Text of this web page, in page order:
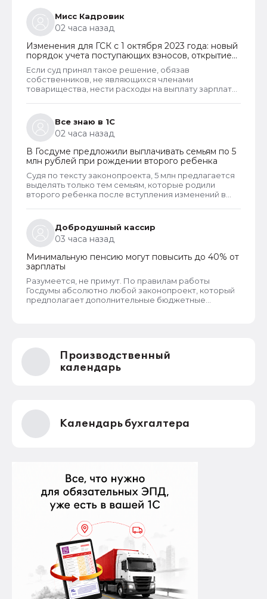
сожалению, оспорить уже не удастся. Исключение
из этого правила сделано только для многодетных
семей. При незначительном превышении доходов
таким семьям теперь не отказывают в выплате.
Мисс Кадровик
02 часа назад
Изменения для ГСК с 1 октября 2023 года: новый
порядок учета поступающих взносов, открытие
расчетных счетов и переход на применение
бухгалтерского ПО
Если суд принял такое решение, обязав
собственников, не являющихся членами
товарищества, нести расходы на выплату зарплаты
скорее всего речь в споре шла не о зарплате или
не только о зарплате председателя, но и об оплате
его услуг, которые он может оказывать наряду со
своей основной деятельностью. Такие услуги и
работы должны оплачивать все собственники
гаражей.
Все знаю в 1С
02 часа назад
В Госдуме предложили выплачивать семьям по 5
млн рублей при рождении второго ребенка
Судя по тексту законопроекта, 5 млн предлагается
выделять только тем семьям, которые родили
второго ребенка после вступления изменений в
принятия проекта, уже был второй ребенок, а
также многодетным семьям, документ не
предлагает никаких мер поддержки. Очевидно,
цель проекта - стимулирование именно на
рождение второго ребенка.
Добродушный кассир
03 часа назад
Минимальную пенсию могут повысить до 40% от
зарплаты
Разумеется, не примут. По правилам работы
Госдумы абсолютно любой законопроект, который
предполагает дополнительные бюджетные
одобрения и согласования с правительством не
получал, в кабмин его не направляли. Поэтому
депутаты не смогут его принять даже при всем
желании.
Производственный
календарь
Календарь бухгалтера